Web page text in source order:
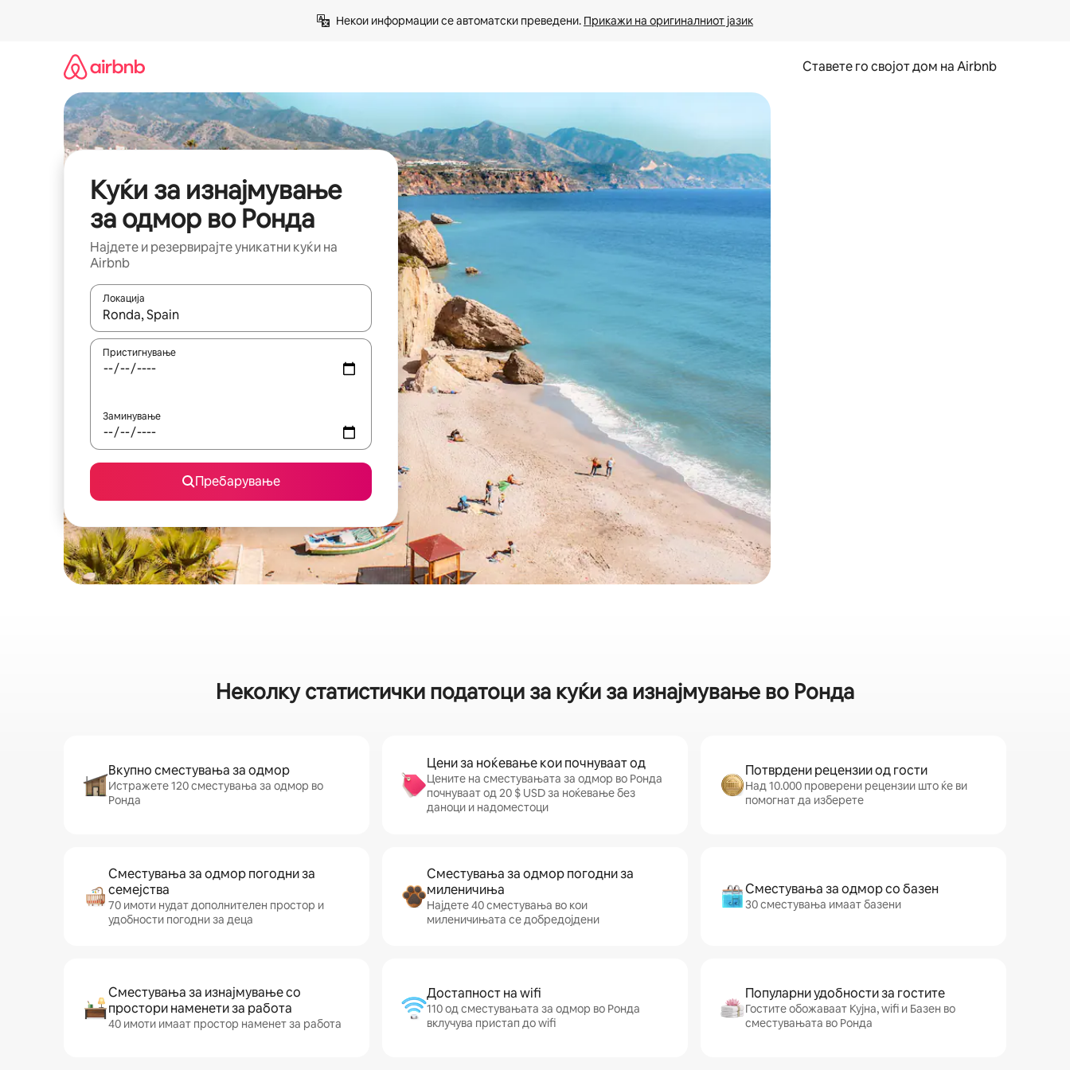
Некои информации се автоматски преведени. Прикажи на оригиналниот јазик
Ставете го својот дом на Airbnb
Куќи за изнајмување
за одмор во Ронда
Најдете и резервирајте уникатни куќи на
Airbnb
Локација
Кога резултатите се достапни, движете се со копчињата со стрелки нагоре и надолу или истражувајте со допирање или со лизгање.
Пристигнување
Заминување
Пребарување
Неколку статистички податоци за куќи за изнајмување во Ронда
Вкупно сместувања за одмор
Истражете 120 сместувања за одмор во
Ронда
Цени за ноќевање кои почнуваат од
Цените на сместувањата за одмор во Ронда
почнуваат од 20 $ USD за ноќевање без
даноци и надоместоци
Потврдени рецензии од гости
Над 10.000 проверени рецензии што ќе ви
помогнат да изберете
Сместувања за одмор погодни за
семејства
70 имоти нудат дополнителен простор и
удобности погодни за деца
Сместувања за одмор погодни за
миленичиња
Најдете 40 сместувања во кои
миленичињата се добредојдени
Сместувања за одмор со базен
30 сместувања имаат базени
Сместувања за изнајмување со
простори наменети за работа
40 имоти имаат простор наменет за работа
Достапност на wifi
110 од сместувањата за одмор во Ронда
вклучува пристап до wifi
Популарни удобности за гостите
Гостите обожаваат Кујна, wifi и Базен во
сместувањата во Ронда